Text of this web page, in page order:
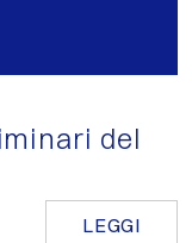
del
LEGGI